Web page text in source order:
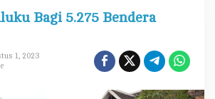
m
v
Bagi 5.275 Bendera
1, 2023